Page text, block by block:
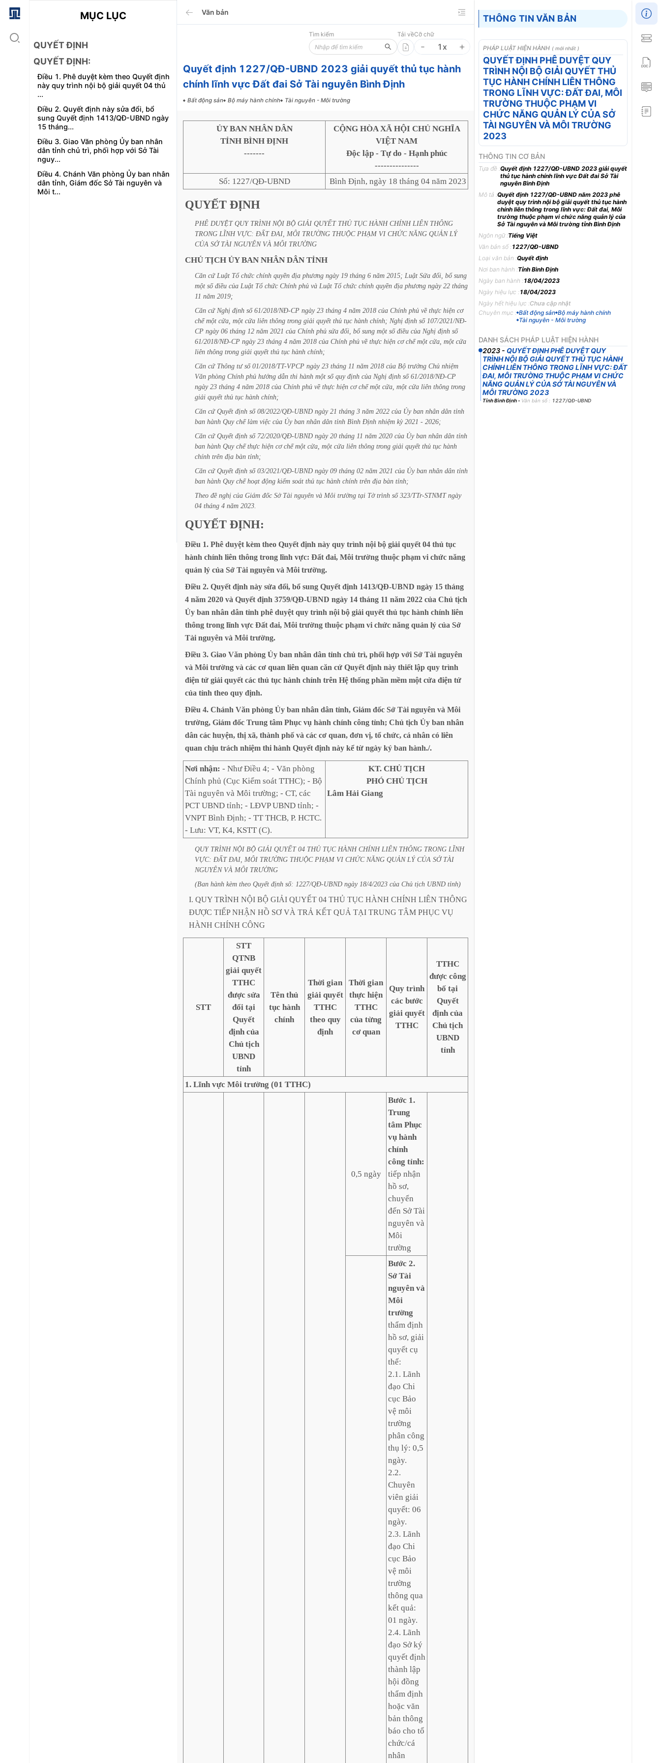
MỤC LỤC
QUYẾT ĐỊNH
QUYẾT ĐỊNH:
Điều 1. Phê duyệt kèm theo Quyết định
này quy trình nội bộ giải quyết 04 thủ
...
Điều 2. Quyết định này sửa đổi, bổ
sung Quyết định 1413/QĐ-UBND ngày
15 tháng...
Điều 3. Giao Văn phòng Ủy ban nhân
dân tỉnh chủ trì, phối hợp với Sở Tài
nguy...
Điều 4. Chánh Văn phòng Ủy ban nhân
dân tỉnh, Giám đốc Sở Tài nguyên và
Môi t...
Văn bản
Tìm kiếm Tải vềCỡ chữ
1 x
Quyết định 1227/QĐ-UBND 2023 giải quyết thủ tục hành
chính lĩnh vực Đất đai Sở Tài nguyên Bình Định
Bất động sản Bộ máy hành chính Tài nguyên - Môi trường
ỦY BAN NHÂN DÂN
TỈNH BÌNH ĐỊNH
-------
CỘNG HÒA XÃ HỘI CHỦ NGHĨA
VIỆT NAM
Độc lập - Tự do - Hạnh phúc
---------------
Số: 1227/QĐ-UBND
Bình Định, ngày 18 tháng 04 năm 2023
QUYẾT ĐỊNH
PHÊ DUYỆT QUY TRÌNH NỘI BỘ GIẢI QUYẾT THỦ TỤC HÀNH CHÍNH LIÊN THÔNG
TRONG LĨNH VỰC: ĐẤT ĐAI, MÔI TRƯỜNG THUỘC PHẠM VI CHỨC NĂNG QUẢN LÝ
CỦA SỞ TÀI NGUYÊN VÀ MÔI TRƯỜNG
CHỦ TỊCH ỦY BAN NHÂN DÂN TỈNH
Căn cứ Luật Tổ chức chính quyền địa phương ngày 19 tháng 6 năm 2015; Luật Sửa đổi, bổ sung
một số điều của Luật Tổ chức Chính phủ và Luật Tổ chức chính quyền địa phương ngày 22 tháng
11 năm 2019;
Căn cứ Nghị định số 61/2018/NĐ-CP ngày 23 tháng 4 năm 2018 của Chính phủ về thực hiện cơ
chế một cửa, một cửa liên thông trong giải quyết thủ tục hành chính; Nghị định số 107/2021/NĐ-
CP ngày 06 tháng 12 năm 2021 của Chính phủ sửa đổi, bổ sung một số điều của Nghị định số
61/2018/NĐ-CP ngày 23 tháng 4 năm 2018 của Chính phủ về thực hiện cơ chế một cửa, một cửa
liên thông trong giải quyết thủ tục hành chính;
Căn cứ Thông tư số 01/2018/TT-VPCP ngày 23 tháng 11 năm 2018 của Bộ trưởng Chủ nhiệm
Văn phòng Chính phủ hướng dẫn thi hành một số quy định của Nghị định số 61/2018/NĐ-CP
ngày 23 tháng 4 năm 2018 của Chính phủ về thực hiện cơ chế một cửa, một cửa liên thông trong
giải quyết thủ tục hành chính;
Căn cứ Quyết định số 08/2022/QĐ-UBND ngày 21 tháng 3 năm 2022 của Ủy ban nhân dân tỉnh
ban hành Quy chế làm việc của Ủy ban nhân dân tỉnh Bình Định nhiệm kỳ 2021 - 2026;
Căn cứ Quyết định số 72/2020/QĐ-UBND ngày 20 tháng 11 năm 2020 của Ủy ban nhân dân tỉnh
ban hành Quy chế thực hiện cơ chế một cửa, một cửa liên thông trong giải quyết thủ tục hành
chính trên địa bàn tỉnh;
Căn cứ Quyết định số 03/2021/QĐ-UBND ngày 09 tháng 02 năm 2021 của Ủy ban nhân dân tỉnh
ban hành Quy chế hoạt động kiểm soát thủ tục hành chính trên địa bàn tỉnh;
Theo đề nghị của Giám đốc Sở Tài nguyên và Môi trường tại Tờ trình số 323/TTr-STNMT ngày
04 tháng 4 năm 2023.
QUYẾT ĐỊNH:
Điều 1. Phê duyệt kèm theo Quyết định này quy trình nội bộ giải quyết 04 thủ tục
hành chính liên thông trong lĩnh vực: Đất đai, Môi trường thuộc phạm vi chức năng
quản lý của Sở Tài nguyên và Môi trường.
Điều 2. Quyết định này sửa đổi, bổ sung Quyết định 1413/QĐ-UBND ngày 15 tháng
4 năm 2020 và Quyết định 3759/QĐ-UBND ngày 14 tháng 11 năm 2022 của Chủ tịch
Ủy ban nhân dân tỉnh phê duyệt quy trình nội bộ giải quyết thủ tục hành chính liên
thông trong lĩnh vực Đất đai, Môi trường thuộc phạm vi chức năng quản lý của Sở
Tài nguyên và Môi trường.
Điều 3. Giao Văn phòng Ủy ban nhân dân tỉnh chủ trì, phối hợp với Sở Tài nguyên
và Môi trường và các cơ quan liên quan căn cứ Quyết định này thiết lập quy trình
điện tử giải quyết các thủ tục hành chính trên Hệ thống phần mềm một cửa điện tử
của tỉnh theo quy định.
Điều 4. Chánh Văn phòng Ủy ban nhân dân tỉnh, Giám đốc Sở Tài nguyên và Môi
trường, Giám đốc Trung tâm Phục vụ hành chính công tỉnh; Chủ tịch Ủy ban nhân
dân các huyện, thị xã, thành phố và các cơ quan, đơn vị, tổ chức, cá nhân có liên
quan chịu trách nhiệm thi hành Quyết định này kể từ ngày ký ban hành./.
Nơi nhận: - Như Điều 4; - Văn phòng
Chính phủ (Cục Kiểm soát TTHC); - Bộ
Tài nguyên và Môi trường; - CT, các
PCT UBND tỉnh; - LĐVP UBND tỉnh; -
VNPT Bình Định; - TT THCB, P. HCTC.
- Lưu: VT, K4, KSTT (C).
KT. CHỦ TỊCH
PHÓ CHỦ TỊCH
Lâm Hải Giang
QUY TRÌNH NỘI BỘ GIẢI QUYẾT 04 THỦ TỤC HÀNH CHÍNH LIÊN THÔNG TRONG LĨNH
VỰC: ĐẤT ĐAI, MÔI TRƯỜNG THUỘC PHẠM VI CHỨC NĂNG QUẢN LÝ CỦA SỞ TÀI
NGUYÊN VÀ MÔI TRƯỜNG
(Ban hành kèm theo Quyết định số: 1227/QĐ-UBND ngày 18/4/2023 của Chủ tịch UBND tỉnh)
I. QUY TRÌNH NỘI BỘ GIẢI QUYẾT 04 THỦ TỤC HÀNH CHÍNH LIÊN THÔNG
ĐƯỢC TIẾP NHẬN HỒ SƠ VÀ TRẢ KẾT QUẢ TẠI TRUNG TÂM PHỤC VỤ
HÀNH CHÍNH CÔNG
STT
STT
QTNB
giải quyết
TTHC
được sửa
đổi tại
Quyết
định của
Chủ tịch
UBND
tỉnh
Tên thủ
tục hành
chính
Thời gian
giải quyết
TTHC
theo quy
định
Thời gian
thực hiện
TTHC
của từng
cơ quan
Quy trình
các bước
giải quyết
TTHC
TTHC
được công
bố tại
Quyết
định của
Chủ tịch
UBND
tỉnh
1. Lĩnh vực Môi trường (01 TTHC)
0,5 ngày
Bước 1.
Trung
tâm Phục
vụ hành
chính
công tỉnh:
tiếp nhận
hồ sơ,
chuyển
đến Sở Tài
nguyên và
Môi
trường
Bước 2.
Sở Tài
nguyên và
Môi
trường
thẩm định
hồ sơ, giải
quyết cụ
thể:
2.1. Lãnh
đạo Chi
cục Bảo
vệ môi
trường
phân công
thụ lý: 0,5
ngày.
2.2.
Chuyên
viên giải
quyết: 06
ngày.
2.3. Lãnh
đạo Chi
cục Bảo
vệ môi
trường
thông qua
kết quả:
01 ngày.
2.4. Lãnh
đạo Sở ký
quyết định
thành lập
hội đồng
thẩm định
hoặc văn
bản thông
báo cho tổ
chức/cá
nhân
THÔNG TIN VĂN BẢN
PHÁP LUẬT HIỆN HÀNH ( mới nhất )
QUYẾT ĐỊNH PHÊ DUYỆT QUY
TRÌNH NỘI BỘ GIẢI QUYẾT THỦ
TỤC HÀNH CHÍNH LIÊN THÔNG
TRONG LĨNH VỰC: ĐẤT ĐAI, MÔI
TRƯỜNG THUỘC PHẠM VI
CHỨC NĂNG QUẢN LÝ CỦA SỞ
TÀI NGUYÊN VÀ MÔI TRƯỜNG
2023
THÔNG TIN CƠ BẢN
Tựa đề :Quyết định 1227/QĐ-UBND 2023 giải quyết
thủ tục hành chính lĩnh vực Đất đai Sở Tài
nguyên Bình Định
Mô tả :Quyết định 1227/QĐ-UBND năm 2023 phê
duyệt quy trình nội bộ giải quyết thủ tục hành
chính liên thông trong lĩnh vực: Đất đai, Môi
trường thuộc phạm vi chức năng quản lý của
Sở Tài nguyên và Môi trường tỉnh Bình Định
Ngôn ngữ :Tiếng Việt
Văn bản số :1227/QĐ-UBND
Loại văn bản :Quyết định
Nơi ban hành :Tỉnh Bình Định
Ngày ban hành :18/04/2023
Ngày hiệu lực :18/04/2023
Ngày hết hiệu lực :Chưa cập nhật
Chuyên mục : Bất động sản Bộ máy hành chính
Tài nguyên - Môi trường
DANH SÁCH PHÁP LUẬT HIỆN HÀNH
2023 - QUYẾT ĐỊNH PHÊ DUYỆT QUY
TRÌNH NỘI BỘ GIẢI QUYẾT THỦ TỤC HÀNH
CHÍNH LIÊN THÔNG TRONG LĨNH VỰC: ĐẤT
ĐAI, MÔI TRƯỜNG THUỘC PHẠM VI CHỨC
NĂNG QUẢN LÝ CỦA SỞ TÀI NGUYÊN VÀ
MÔI TRƯỜNG 2023
Tỉnh Bình Định- Văn bản số : 1227/QĐ-UBND